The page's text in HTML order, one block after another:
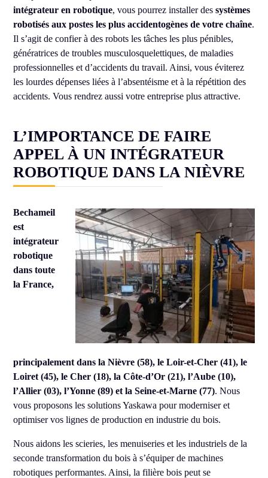
intégrateur en robotique, vous pourrez installer dessystèmes
robotisés aux postes les plus accidentogènes de votre chaîne.
Il s’agit de confier à des robots les tâches les plus pénibles,
génératrices de troubles musculosquelettiques, de maladies
professionnelles et d’accidents du travail. Ainsi, vous éviterez
les lourdes dépenses liées à l’absentéisme et à la répétition des
accidents. Vous rendrez aussi votre entreprise plus attractive.
L’IMPORTANCE DE FAIRE
APPEL À UN INTÉGRATEUR
ROBOTIQUE DANS LA NIÈVRE
Bechameil
est
intégrateur
robotique
dans toute
la France,
principalement dans la Nièvre (58), le Loir-et-Cher (41), le
Loiret (45), le Cher (18), la Côte-d’Or (21), l’Aube (10),
l’Allier (03), l’Yonne (89) et la Seine-et-Marne (77). Nous
vous proposons les solutions Yaskawa pour moderniser et
optimiser vos lignes de production en industrie du bois.
Nous aidons les scieries, les menuiseries et les industriels de la
seconde transformation du bois à s’équiper de machines
robotiques performantes. Ainsi, la filière bois peut se